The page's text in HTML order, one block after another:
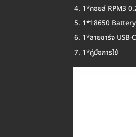
1*คอยล์ RPM3
1*18650
1*สายชาร์จ USB-C
1*คู่มือการใช้